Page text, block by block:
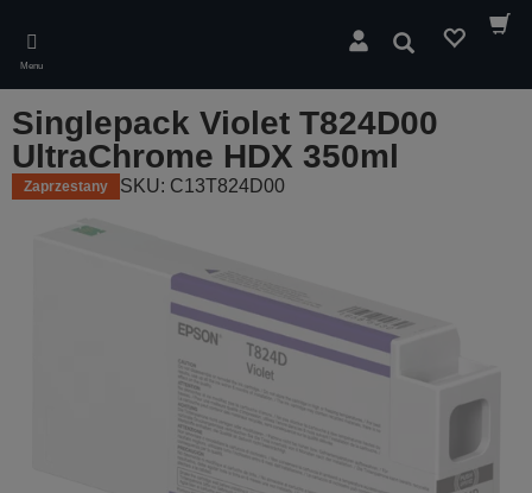
main
content
Menu
Wyszukaj
Singlepack Violet T824D00
UltraChrome HDX 350ml
Zaprzestany SKU: C13T824D00